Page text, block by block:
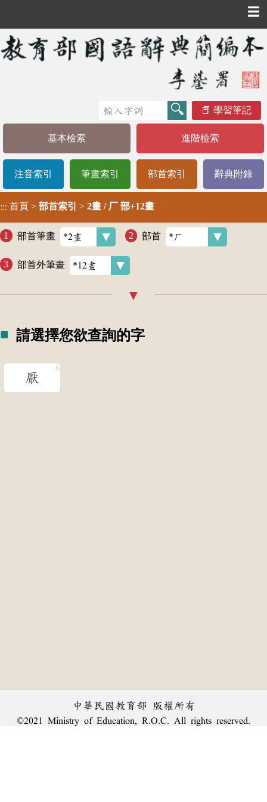
☰
學習筆記
基本檢索 進階檢索
注音索引 筆畫索引 部首索引 辭典附錄
::: 首頁 > 部首索引 > 2畫 / 厂 部+12畫
部首筆畫 部首
部首外筆畫
請選擇您欲查詢的字
厭
中華民國教育部 版權所有
©2021 Ministry of Education, R.O.C. All rights reserved.